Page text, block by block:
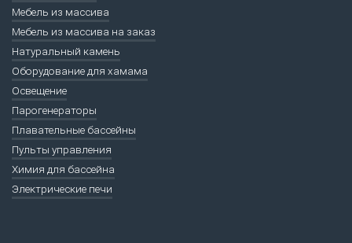
Мебель из массива
Мебель из массива на заказ
Натуральный камень
Оборудование для хамама
Освещение
Парогенераторы
Плавательные бассейны
Пульты управления
Химия для бассейна
Электрические печи